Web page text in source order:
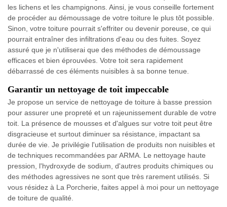
les lichens et les champignons. Ainsi, je vous conseille fortement
de procéder au démoussage de votre toiture le plus tôt possible.
Sinon, votre toiture pourrait s'effriter ou devenir poreuse, ce qui
pourrait entraîner des infiltrations d'eau ou des fuites. Soyez
assuré que je n'utiliserai que des méthodes de démoussage
efficaces et bien éprouvées. Votre toit sera rapidement
débarrassé de ces éléments nuisibles à sa bonne tenue.
Garantir un nettoyage de toit impeccable
Je propose un service de nettoyage de toiture à basse pression
pour assurer une propreté et un rajeunissement durable de votre
toit. La présence de mousses et d'algues sur votre toit peut être
disgracieuse et surtout diminuer sa résistance, impactant sa
durée de vie. Je privilégie l'utilisation de produits non nuisibles et
de techniques recommandées par ARMA. Le nettoyage haute
pression, l'hydroxyde de sodium, d'autres produits chimiques ou
des méthodes agressives ne sont que très rarement utilisés. Si
vous résidez à La Porcherie, faites appel à moi pour un nettoyage
de toiture de qualité.